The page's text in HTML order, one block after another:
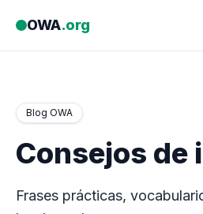
OWA.org
Blog OWA
Consejos de
Frases prácticas,